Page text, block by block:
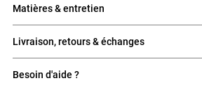
matières & entretien
livraison, retours & échanges
besoin d'aide ?